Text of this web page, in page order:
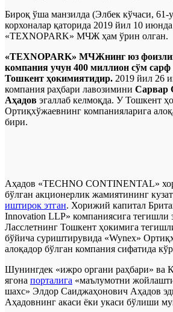
Бироқ ўша манзилда (Элбек кўчаси, 61-
корхоналар қаторида 2019 йил 10
«TEXNOPARK» МЧЖ ҳам ўрин олган.
«TEXNOPARK» МЧЖнинг юз
компания учун 400 миллион сўм
Тошкент ҳокимиятидир. 2019 йил 26
компания раҳбари лавозимини Сарвар
Аҳадов эгаллаб келмоқда. У Тошкент
Ортиқхўжаевнинг компанияларига
бири.
Аҳадов «TECHNO CONTINENTAL»
бўлган акционерлик жамиятининг
иштирок этган. Хорижий капитал
Innovation LLP» компаниясига тегишли
Ласслетнинг Тошкент ҳокимига
бўйича суриштирувида «Wynex»
алоқадор бўлган компания сифатида
Шунингдек «ижро органи раҳбари» ва
ягона порталига «маълумотни
шахс» Элдор Саиджаҳонович Аҳадов
Аҳадовнинг акаси ёки укаси бўлиши